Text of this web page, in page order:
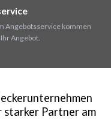
Angebotsservice kommen
Angebot.
starker Partner am